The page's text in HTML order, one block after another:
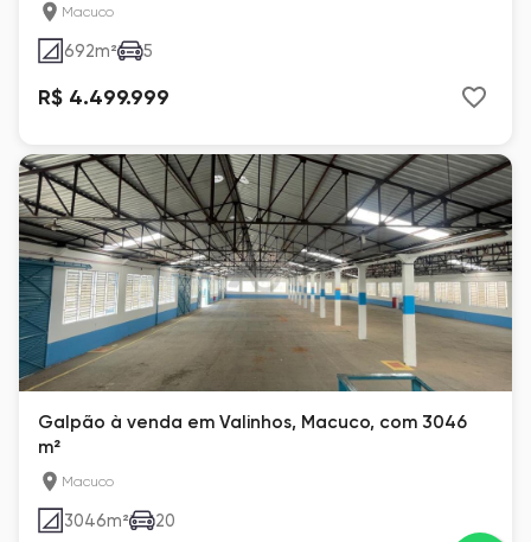
Macuco
692m² 5
R$ 4.499.999
Galpão à venda em Valinhos, Macuco, com 3046
m²
Macuco
3046m² 20